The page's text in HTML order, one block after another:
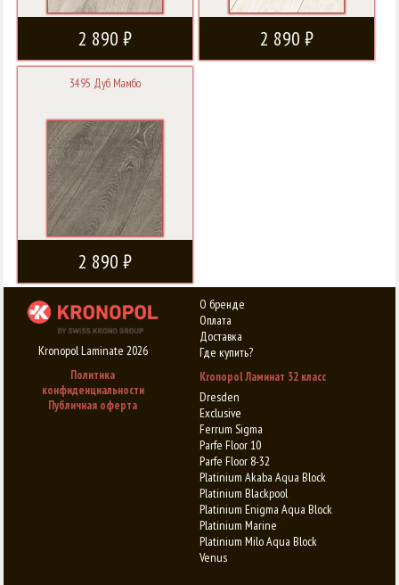
2 890 ₽ 2 890 ₽
3495 Дуб Мамбо
2 890 ₽
Kronopol Laminate 2026
Политика
конфиденциальности
Публичная оферта
О бренде
Оплата
Доставка
Где купить?
Kronopol Ламинат 32 класс
Dresden
Exclusive
Ferrum Sigma
Parfe Floor 10
Parfe Floor 8-32
Platinium Akaba Aqua Block
Platinium Blackpool
Platinium Enigma Aqua Block
Platinium Marine
Platinium Milo Aqua Block
Venus